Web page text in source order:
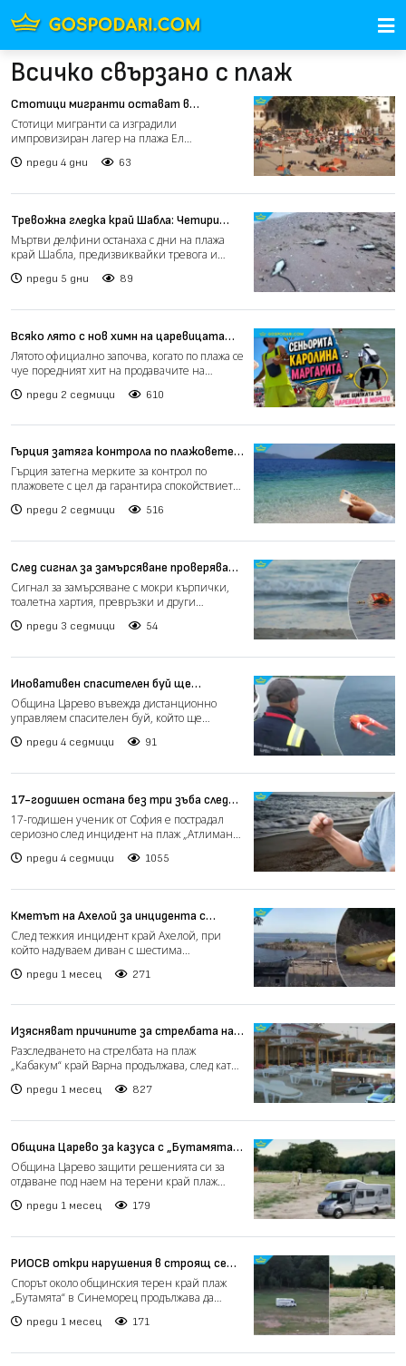
Всичко свързано с плаж
Стотици мигранти остават в
импровизиран лагер на плаж в Сеута
след масовото преминаване на
Стотици мигранти са изградили
импровизиран лагер на плажа Ел
преди 4 дни 63
Тревожна гледка край Шабла: Четири
мъртви делфина изхвърлени на брега
(видео)
Мъртви делфини останаха с дни на плажа
край Шабла, предизвиквайки тревога и
преди 5 дни 89
Всяко лято с нов химн на царевицата
(видео)
Лятото официално започва, когато по плажа се
чуе поредният хит на продавачите на
преди 2 седмици 610
Гърция затяга контрола по плажовете с
по-строги правила за туристите
Гърция затегна мерките за контрол по
плажовете с цел да гарантира спокойствието
преди 2 седмици 516
След сигнал за замърсяване проверяват
района между Централния и Южния плаж
на Варна
Сигнал за замърсяване с мокри кърпички,
тоалетна хартия, превръзки и други
преди 3 седмици 54
Иновативен спасителен буй ще
подпомага спасителите в Царево
(видео)
Община Царево въвежда дистанционно
управляем спасителен буй, който ще
преди 4 седмици 91
17-годишен остана без три зъба след
скандал на плаж в Китен
17-годишен ученик от София е пострадал
сериозно след инцидент на плаж „Атлиман“
преди 4 седмици 1055
Кметът на Ахелой за инцидента с
атракцион: Нямахме информация, че е
нерегистриран (видео)
След тежкия инцидент край Ахелой, при
който надуваем диван с шестима
преди 1 месец 271
Изясняват причините за стрелбата на
плаж „Кабакум“, при която пострадаха
двама (видео)
Разследването на стрелбата на плаж
„Кабакум“ край Варна продължава, след като
преди 1 месец 827
Община Царево за казуса с „Бутамята“:
Отпорът срещу къмпингите е
нелогичен
Община Царево защити решенията си за
отдаване под наем на терени край плаж
преди 1 месец 179
РИОСВ откри нарушения в строящ се
къмпинг на плаж „Бутамята“ в
Синеморец (видео)
Спорът около общинския терен край плаж
„Бутамята“ в Синеморец продължава да
преди 1 месец 171